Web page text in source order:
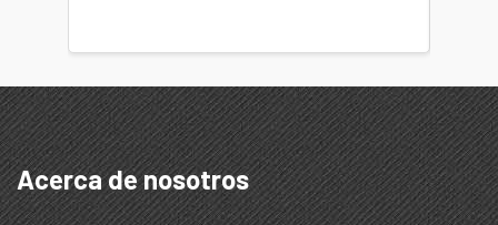
Acerca de nosotros